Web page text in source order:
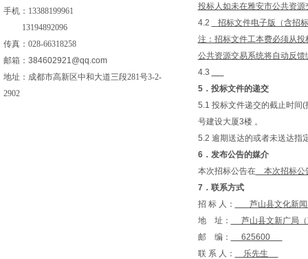
手机： 13388199961
13194892096
传真：028-66318258
邮箱： 384602921@qq.com
地址：成都市高新区中和大道三段281号3-2-
2902
投标人如未在雅安市公共资
4.2
招标文件电子版（含招
注：招标文件工本费必须从
公共资源交易系统将自动反
4.3
5．投标文件的递交
5.1 投标文件递交的截止时间
号建设大厦3楼 。
5.2 逾期送达的或者未送达指
6．发布公告的媒介
本次招标公告在本次招标公
7．联系方式
招 标 人：
芦山县文化新
地 址：
芦山县文新广局
邮 编：
625600
联 系 人：
乐先生